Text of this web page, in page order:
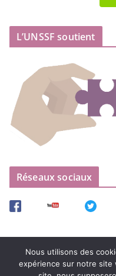
L’UNSSF soutient
Réseaux sociaux
Nous utilisons des
expérience sur notre site